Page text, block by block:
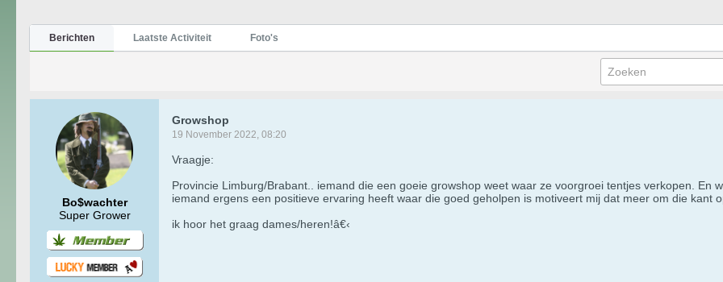
Berichten Laatste Activiteit Foto's
Bo$wachter
Super Grower
Growshop
19 November 2022, 08:20
Vraagje:
Provincie Limburg/Brabant.. iemand die een goeie growshop weet waar ze voorgroei tentjes verkopen. En
iemand ergens een positieve ervaring heeft waar die goed geholpen is motiveert mij dat meer om die kant
ik hoor het graag dames/heren!â€‹